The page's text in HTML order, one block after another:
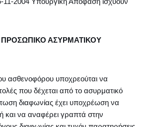
ΠΡΟΣΩΠΙΚΟ ΑΣΥΡΜΑΤΙΚΟΥ
ασθενοφόρου υποχρεούται να
που δέχεται από το ασυρματικό
διαφωνίας έχει υποχρέωση να
και να αναφέρει γραπτά στην